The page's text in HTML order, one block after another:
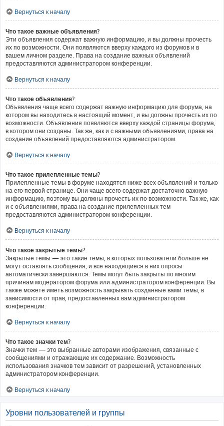
Вернуться к началу
Что такое важные объявления?
Эти объявления содержат важную информацию, и вы должны прочесть
их по возможности. Они появляются вверху каждого из форумов и в
вашем личном разделе. Права на создание важных объявлений
предоставляются администратором конференции.
Вернуться к началу
Что такое объявления?
Объявления чаще всего содержат важную информацию для форума, на
котором вы находитесь в настоящий момент, и вы должны прочесть их по
возможности. Объявления появляются вверху каждой страницы форума,
в котором они созданы. Так же, как и с важными объявлениями, права на
создание объявлений предоставляются администратором.
Вернуться к началу
Что такое прилепленные темы?
Прилепленные темы в форуме находятся ниже всех объявлений и только
на его первой странице. Они чаще всего содержат достаточно важную
информацию, поэтому вы должны прочесть их по возможности. Так же, как
и с объявлениями, права на создание прилепленных тем
предоставляются администратором конференции.
Вернуться к началу
Что такое закрытые темы?
Закрытые темы — это такие темы, в которых пользователи больше не
могут оставлять сообщения, и все находящиеся в них опросы
автоматически завершаются. Темы могут быть закрыты по многим
причинам модератором форума или администратором конференции. Вы
также можете иметь возможность закрывать созданные вами темы, в
зависимости от прав, предоставленных вам администратором
конференции.
Вернуться к началу
Что такое значки тем?
Значки тем — это выбранные авторами изображения, связанные с
сообщениями и отражающие их содержание. Возможность
использования значков тем зависит от разрешений, установленных
администратором конференции.
Вернуться к началу
Уровни пользователей и группы